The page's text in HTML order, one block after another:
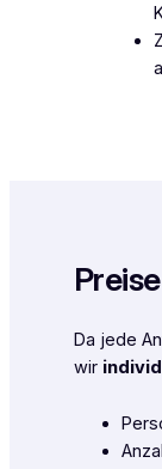
Da jede
wir